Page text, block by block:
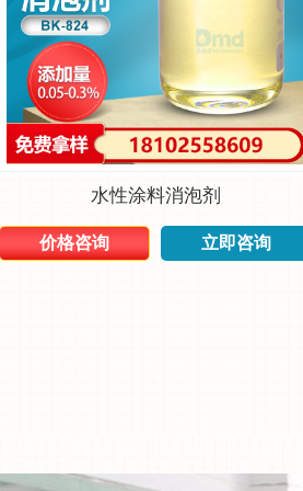
水性涂料消泡剂
价格咨询 立即咨询